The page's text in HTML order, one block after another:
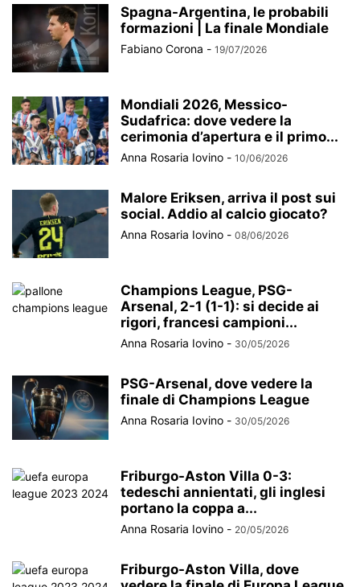
Spagna-Argentina, le probabili
formazioni | La finale Mondiale
Fabiano Corona - 19/07/2026
Mondiali 2026, Messico-
Sudafrica: dove vedere la
cerimonia d’apertura e il primo...
Anna Rosaria Iovino - 10/06/2026
Malore Eriksen, arriva il post sui
social. Addio al calcio giocato?
Anna Rosaria Iovino - 08/06/2026
Champions League, PSG-
Arsenal, 2-1 (1-1): si decide ai
rigori, francesi campioni...
Anna Rosaria Iovino - 30/05/2026
PSG-Arsenal, dove vedere la
finale di Champions League
Anna Rosaria Iovino - 30/05/2026
Friburgo-Aston Villa 0-3:
tedeschi annientati, gli inglesi
portano la coppa a...
Anna Rosaria Iovino - 20/05/2026
Friburgo-Aston Villa, dove